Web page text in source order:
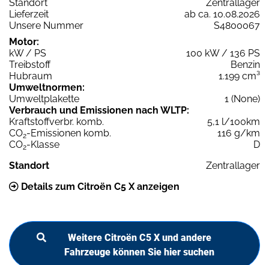
Standort
Zentrallager
Lieferzeit
ab ca. 10.08.2026
Unsere Nummer
S4800067
Motor:
kW / PS
100 kW / 136 PS
Treibstoff
Benzin
Hubraum
1.199 cm³
Umweltnormen:
Umweltplakette
1 (None)
Verbrauch und Emissionen nach WLTP:
Kraftstoffverbr. komb.
5,1 l/100km
CO2-Emissionen komb.
116 g/km
CO2-Klasse
D
Standort
Zentrallager
Details zum Citroën C5 X anzeigen
Weitere Citroën C5 X und andere
Fahrzeuge können Sie hier suchen